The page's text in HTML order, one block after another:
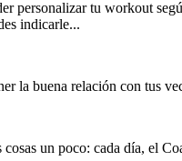
personalizar tu workout
indicarle...
la buena relación con tus
un poco: cada día, el